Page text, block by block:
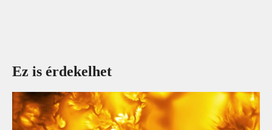
Ez is érdekelhet